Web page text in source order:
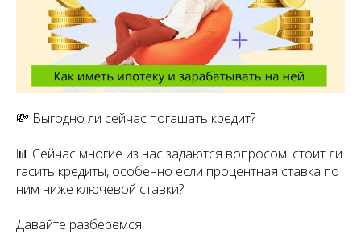
💸 Выгодно ли сейчас погашать кредит?
📊 Сейчас многие из нас задаются вопросом: стоит ли
гасить кредиты, особенно если процентная ставка по
ним ниже ключевой ставки?
Давайте разберемся!